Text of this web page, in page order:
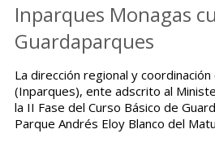
Inparques Monagas
Guardaparques
La dirección regional y
(Inparques), ente adscrito al
la II Fase del Curso Básico de
Parque Andrés Eloy Blanco del